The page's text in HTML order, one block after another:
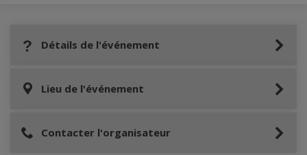
Détails de l'événement
Lieu de l'événement
Contacter l'organisateur